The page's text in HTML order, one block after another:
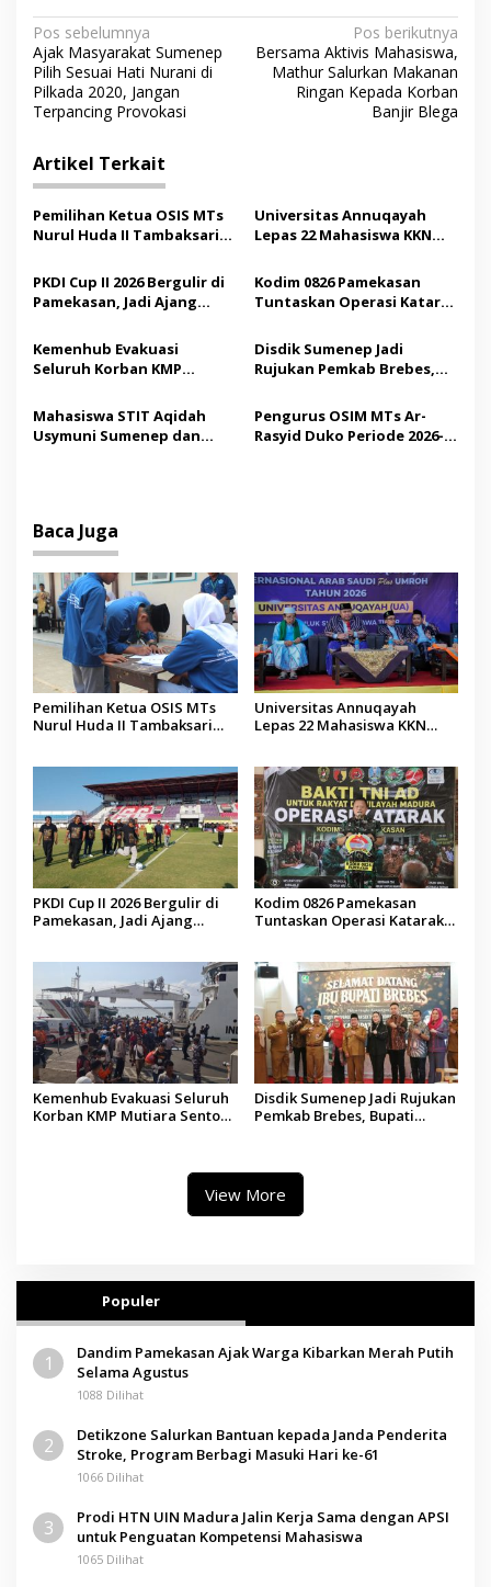
N
a
v
i
g
a
s
i
p
o
s
Pos sebelumnya
Ajak Masyarakat Sumenep
Pilih Sesuai Hati Nurani di
Pilkada 2020, Jangan
Terpancing Provokasi
Pos berikutnya
Bersama Aktivis Mahasiswa,
Mathur Salurkan Makanan
Ringan Kepada Korban
Banjir Blega
Artikel Terkait
Pemilihan Ketua OSIS MTs
Nurul Huda II Tambaksari
Demokrasi bagi Siswa
Universitas Annuqayah
Lepas 22 Mahasiswa KKN
Saudi
PKDI Cup II 2026 Bergulir di
Pamekasan, Jadi Ajang
Madura
Kodim 0826 Pamekasan
Tuntaskan Operasi Katarak
Tindakan Medis
Kemenhub Evakuasi
Seluruh Korban KMP
Operator Diaudit
Disdik Sumenep Jadi
Rujukan Pemkab Brebes,
Pendidikan Berbasis
Budaya
Mahasiswa STIT Aqidah
Usymuni Sumenep dan
Pengurus OSIM MTs Ar-
Rasyid Duko Periode 2026-
Baca Juga
Pemilihan Ketua OSIS MTs
Nurul Huda II Tambaksari
Universitas Annuqayah
Lepas 22 Mahasiswa KKN
PKDI Cup II 2026 Bergulir di
Pamekasan, Jadi Ajang
Kodim 0826 Pamekasan
Tuntaskan Operasi Katarak
Kemenhub Evakuasi Seluruh
Korban KMP Mutiara Sentosa
Disdik Sumenep Jadi Rujukan
Pemkab Brebes, Bupati
View More
Populer
1
Dandim Pamekasan Ajak Warga Kibarkan Merah Putih
Selama Agustus
1088 Dilihat
2
Detikzone Salurkan Bantuan kepada Janda Penderita
Stroke, Program Berbagi Masuki Hari ke-61
1066 Dilihat
3
Prodi HTN UIN Madura Jalin Kerja Sama dengan APSI
untuk Penguatan Kompetensi Mahasiswa
1065 Dilihat